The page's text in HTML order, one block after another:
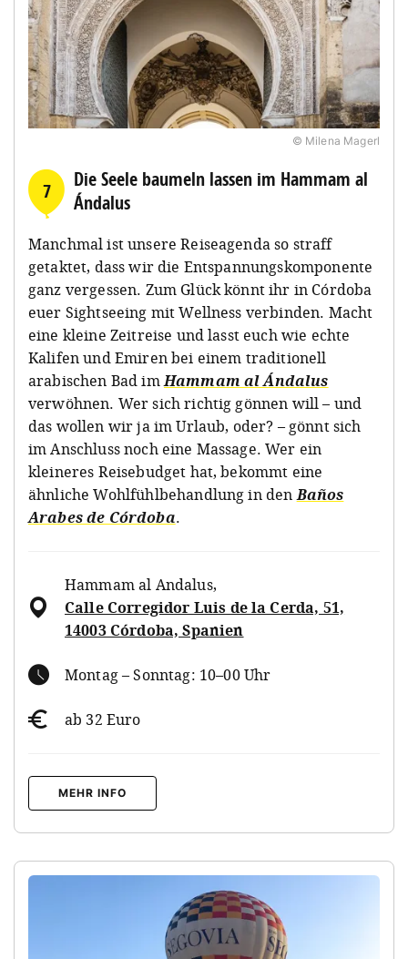
© Milena Magerl
7
Die Seele baumeln lassen im Hammam al
Ándalus
Manchmal ist unsere Reiseagenda so straff
getaktet, dass wir die Entspannungskomponente
ganz vergessen. Zum Glück könnt ihr in Córdoba
euer Sightseeing mit Wellness verbinden. Macht
eine kleine Zeitreise und lasst euch wie echte
Kalifen und Emiren bei einem traditionell
arabischen Bad imHammam al Ándalus
verwöhnen. Wer sich richtig gönnen will – und
das wollen wir ja im Urlaub, oder? – gönnt sich
im Anschluss noch eine Massage. Wer ein
kleineres Reisebudget hat, bekommt eine
ähnliche Wohlfühlbehandlung in denBaños
Arabes de Córdoba.
Hammam al Andalus,
Calle Corregidor Luis de la Cerda, 51,
14003 Córdoba, Spanien
Montag – Sonntag: 10–00 Uhr
ab 32 Euro
MEHR INFO